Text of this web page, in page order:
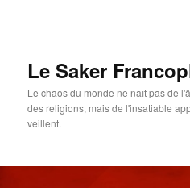
Le Saker
Le chaos du monde ne naît pas de
des religions, mais de l'insatiable
veillent.